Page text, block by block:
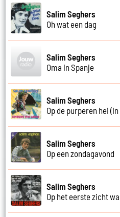
Salim Seghers
Oh wat een dag
Salim Seghers
Oma in Spanje
Salim Seghers
Op de purperen hei
Salim Seghers
Op een zondagavond
Salim Seghers
Op het eerste zicht